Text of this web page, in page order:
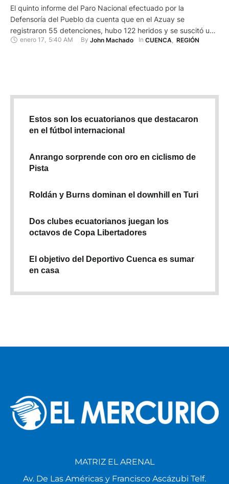
El quinto informe del Paro Nacional efectuado por la
Defensoría del Pueblo da cuenta que en el Azuay se
registraron 55 detenciones, hubo 122 heridos y se suscitó una
muerte. Por estos casos hay nueve expedientes enviados a la
enero 17, 5:40 AM By John Machado In CUENCA REGIÓN
Estos son los ecuatorianos que destacaron
en el fútbol internacional
Anrango sorprende con oro en ciclismo de
Pista
Roldán y Burns dominan el downhill en Turi
Dos clubes ecuatorianos juegan los
octavos de Copa Libertadores
El objetivo del Deportivo Cuenca es sumar
en casa
MATRIZ EL ARENAL
Av. De Las Américas y Francisco Ascázubi Telf.